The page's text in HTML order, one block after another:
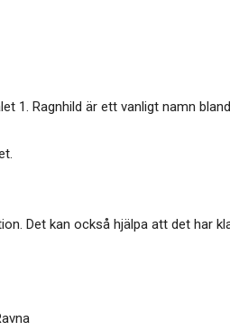
1. Ragnhild är ett vanligt namn
Det kan också hjälpa att det har